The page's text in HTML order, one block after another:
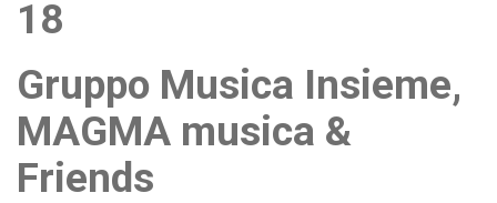
18
Gruppo Musica Insieme,
MAGMA musica &
Friends